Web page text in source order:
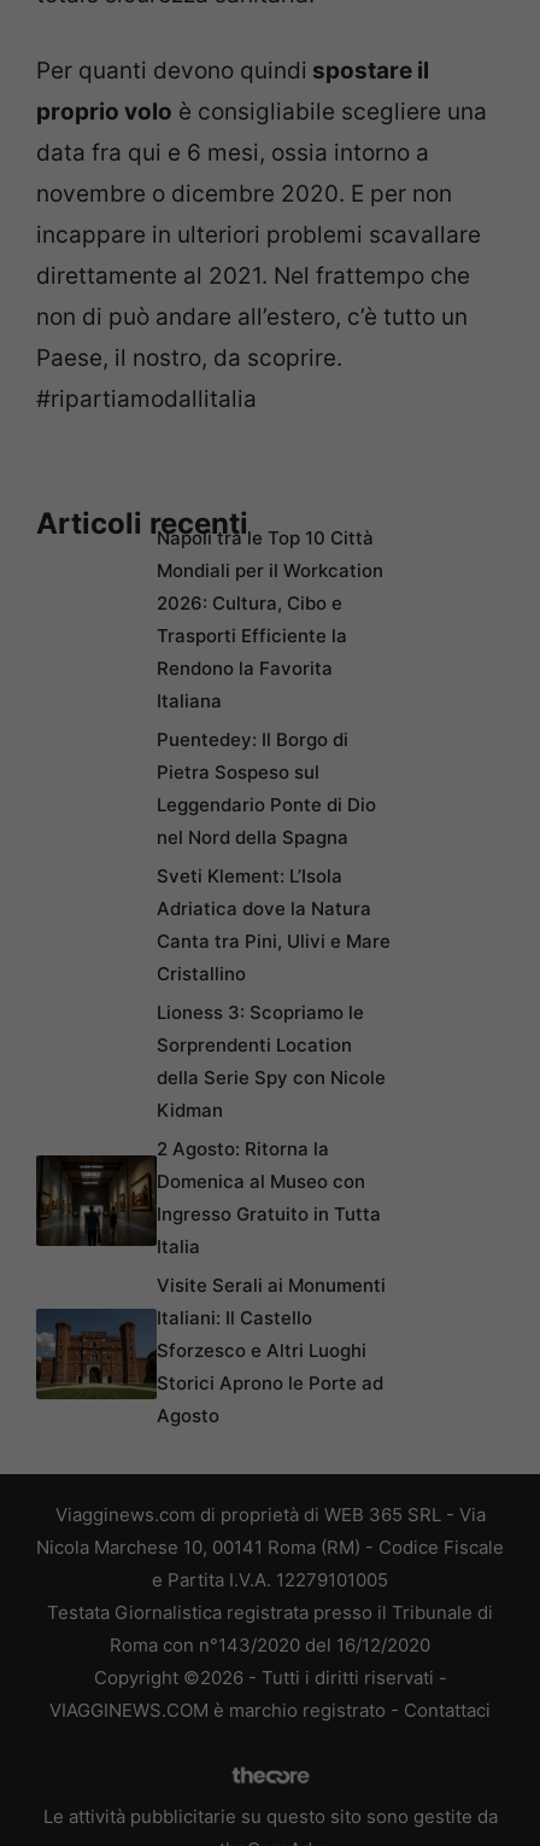
Per quanti devono quindi spostare il
proprio volo è consigliabile scegliere una
data fra qui e 6 mesi, ossia intorno a
novembre o dicembre 2020. E per non
incappare in ulteriori problemi scavallare
direttamente al 2021. Nel frattempo che
non di può andare all’estero, c’è tutto un
Paese, il nostro, da scoprire.
#ripartiamodallitalia
Articoli recentiNapoli tra le Top 10 Città
Mondiali per il Workcation
2026: Cultura, Cibo e
Trasporti Efficiente la
Rendono la Favorita
Italiana
Puentedey: Il Borgo di
Pietra Sospeso sul
Leggendario Ponte di Dio
nel Nord della Spagna
Sveti Klement: L’Isola
Adriatica dove la Natura
Canta tra Pini, Ulivi e Mare
Cristallino
Lioness 3: Scopriamo le
Sorprendenti Location
della Serie Spy con Nicole
Kidman
2 Agosto: Ritorna la
Domenica al Museo con
Ingresso Gratuito in Tutta
Italia
Visite Serali ai Monumenti
Italiani: Il Castello
Sforzesco e Altri Luoghi
Storici Aprono le Porte ad
Agosto
Viagginews.com di proprietà di WEB 365 SRL - Via
Nicola Marchese 10, 00141 Roma (RM) - Codice Fiscale
e Partita I.V.A. 12279101005
Testata Giornalistica registrata presso il Tribunale di
Roma con n°143/2020 del 16/12/2020
Copyright ©2026 - Tutti i diritti riservati -
VIAGGINEWS.COM è marchio registrato - Contattaci
Le attività pubblicitarie su questo sito sono gestite da